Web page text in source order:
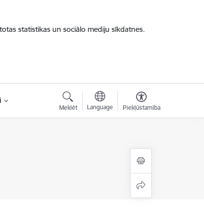
statistikas un sociālo mediju sīkdatnes.
Meklēt Language Piekļūstamība